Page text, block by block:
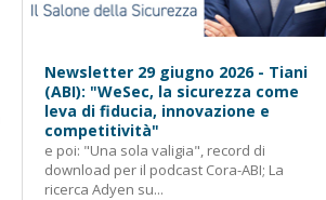
Newsletter 29 giugno 2026 - Tiani
(ABI): "WeSec, la sicurezza come
leva di fiducia, innovazione e
competitività"
e poi: "Una sola valigia", record di
download per il podcast Cora-ABI; La
ricerca Adyen su...